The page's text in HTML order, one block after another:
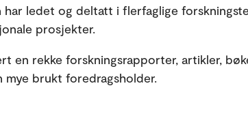
har ledet og deltatt i flerfaglige
prosjekter.
en rekke forskningsrapporter, artikler,
mye brukt foredragsholder.